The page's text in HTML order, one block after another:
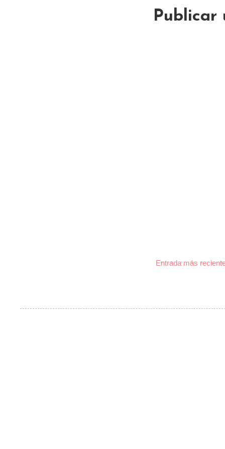
Publicar
Entrada más